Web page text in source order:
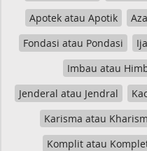
Apotek atau Apotik
Fondasi atau Pondasi
Imbau atau
Jenderal atau Jendral
Karisma atau
Komplit atau